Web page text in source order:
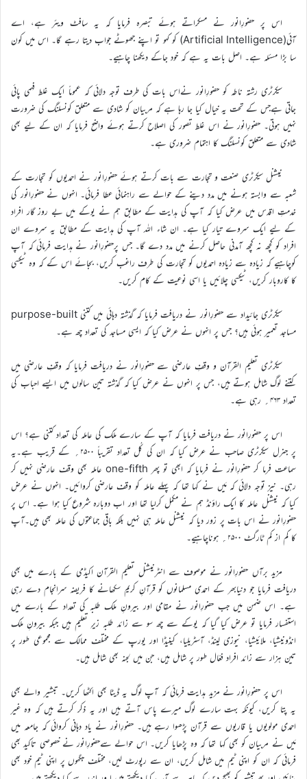
اس پر حضورِانور نے مسکراتے ہوئے تبصرہ فرمایا کہ یہ سافٹ ویئر ہے، اے
آئی(Artificial Intelligence) کو کہو تو اپنے جھوٹے جواب دیتا رہے گا۔ اس میں کون
سا بڑا مسئلہ ہے۔ اصل بات یہ ہے کہ خود جاکے دیکھنا چاہیے۔
سیکرٹری رشتہ ناطہ کو حضورِانور نےاس بات کی طرف توجہ دلائی کہ عموماً ایک غلط فہمی پائی
جاتی ہےجس کے تحت یہ خیال کیا جا رہا ہے کہ مربیان کو شادی سے متعلق کونسلنگ کی ضرورت
نہیں ہوتی۔ حضورِانور نے اس غلط تصور کی اصلاح کرتے ہوئے واضح فرمایا کہ ان کے لیے بھی
شادی سے متعلق کونسلنگ کا اہتمام ضروری ہے۔
نیشنل سیکرٹری صنعت و تجارت سے بات کرتے ہوئے حضورِانور نے احمدیوں کو تجارت کے
شعبہ سے وابستہ ہونے میں مدد دینے کے حوالے سے راہنمائی عطا فرمائی۔ انہوں نے حضورِانور کی
خدمتِ اقدس میں عرض کیا کہ آپ کی ہدایت کے مطابق ہم نے یوکے میں بے روز گار افراد
کے لیے ایک سروے تیار کیا ہے۔ ان شاء اللہ آپ کی ہدایت کے مطابق یہ سروے ان
افراد کو کچھ نہ کچھ آمدنی حاصل کرنے میں مدد دے گا۔ جس پرحضورِانور نے ہدایت فرمائی کہ آپ
کوچاہیے کہ زیادہ سے زیادہ احمدیوں کو تجارت کی طرف راغب کریں، بجائے اس کے کہ وہ ٹیکسی
کا کاروبار کریں، ٹیکسی چلائیں یا اسی نوعیت کے کام کریں۔
سیکرٹری جائیداد سے حضورِانور نے دریافت فرمایا کہ گذشتہ دہائی میں کتنی purpose-built
مساجد تعمیر ہوئی ہیں؟ جس پر انہوں نے عرض کیا کہ ایسی مساجد کی تعداد چھ ہے۔
سیکرٹری تعلیم القرآن و وقفِ عارضی سے حضورِانور نے دریافت فرمایا کہ وقفِ عارضی میں
کتنے لوگ شامل ہوتے ہیں، جس پر انہوں نے عرض کیا کہ گذشتہ تین سالوں میں ایسے احباب کی
تعداد ۴۶۳؍ رہی ہے۔
اس پر حضورِانور نے دریافت فرمایا کہ آپ کے سارے ملک کی عاملہ کی تعداد کتنی ہے؟ اس
پر جنرل سیکرٹری صاحب نے عرض کیا کہ ان کی کُل تعداد تقریباً ۲۵۰۰؍ کے قریب ہے۔یہ
سماعت فرما کر حضورِانور نے فرمایا کہ ابھی تو پھر one-fifth عاملہ بھی وقف عارضی نہیں کر
رہی۔ نیز توجہ دلائی کہ مَیں نے کہا تھا کہ پہلے عاملہ کو وقف عارضی کروائیں۔ انہوں نے عرض
کیا کہ نیشنل عاملہ کا ایک راؤنڈ ہم نے مکمل کرلیا تھا اور اب دوبارہ شروع کیا ہوا ہے۔ اس پر
حضورِانور نے اس بات پر زور دیا کہ نیشنل عاملہ ہی نہیں بلکہ باقی جماعتوں کی عاملہ بھی ہیں۔آپ
کا کم از کم ٹارگٹ ۲۵۰۰؍ ہوناچاہیے۔
مزید برآں حضورِانور نے موصوف سے انٹرنیشنل تعلیم القرآن اکیڈمی کے بارے میں بھی
دریافت فرمایا جو دنیابھر کے احمدی مسلمانوں کو قرآنِ کریم سکھانے کا فریضہ سرانجام دے رہی
ہے۔ اس ضمن میں جب حضورِانور نے مقامی اور بیرونِ ملک طلبہ کی تعداد کے بارے میں
استفسار فرمایا تو عرض کیا گیا کہ یوکے سے چھ سو سے زائد طلبہ زیرِ تعلیم ہیں جبکہ بیرونِ ملک
انڈونیشیا، ملائیشیا، نیوزی لینڈ، آسٹریلیا، کینیڈا اور یورپ کے مختلف ممالک سے مجموعی طور پر
تین ہزار سے زائد افراد فعّال طور پر شامل ہیں، جن میں لجنہ بھی شامل ہیں۔
اس پر حضورِانور نے مزید ہدایت فرمائی کہ آپ لوگ یہ ڈیٹا بھی اکٹھا کریں۔ تبشیر والے بھی
یہ پتا کریں، کیونکہ بہت سارے لوگ میرے پاس آتے ہیں اور یہ ذکر کرتے ہیں کہ وہ غیر
احمدی مولویوں یا قاریوں سے قرآن پڑھوا رہے ہیں۔ حضورِانور نے یاد دہانی کروائی کہ جامعہ میں
مَیں نے مربیان کو بھی کہا تھا کہ وہ پڑھایا کریں۔ اس حوالے سےحضورِانور نے خصوصی تاکید بھی
فرمائی کہ ان کو اپنی ٹیم میں شامل کریں، ان سے رپورٹ لیں، مختلف جگہوں پر اپنی ٹیم خود بھی